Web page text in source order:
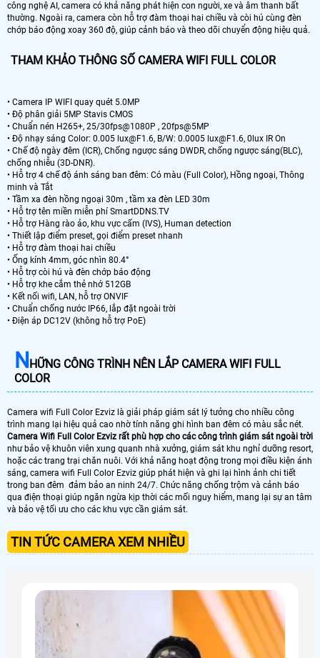
công nghệ AI, camera có khả năng phát hiện con người, xe và âm thanh bất
thường. Ngoài ra, camera còn hỗ trợ đàm thoại hai chiều và còi hú cùng đèn
chớp báo động xoay 360 độ, giúp cảnh báo và theo dõi chuyển động hiệu quả.
THAM KHẢO THÔNG SỐ CAMERA WIFI FULL COLOR
• Camera IP WIFI quay quét 5.0MP
• Độ phân giải 5MP Stavis CMOS
• Chuẩn nén H265+, 25/30fps@1080P , 20fps@5MP
• Độ nhạy sáng Color: 0.005 lux@F1.6, B/W: 0.0005 lux@F1.6, 0lux IR On
• Chế độ ngày đêm (ICR), Chống ngược sáng DWDR, chống ngược sáng(BLC),
chống nhiễu (3D-DNR).
• Hỗ trợ 4 chế độ ánh sáng ban đêm: Có màu (Full Color), Hồng ngoại, Thông
minh và Tắt
• Tầm xa đèn hồng ngoại 30m , tầm xa đèn LED 30m
• Hỗ trợ tên miền miễn phí SmartDDNS.TV
• Hỗ trợ Hàng rào ảo, khu vực cấm (IVS), Human detection
• Thiết lập điểm preset, gọi điểm preset nhanh
• Hỗ trợ đàm thoại hai chiều
• Ống kính 4mm, góc nhìn 80.4°
• Hỗ trợ còi hú và đèn chớp báo động
• Hỗ trợ khe cắm thẻ nhớ 512GB
• Kết nối wifi, LAN, hỗ trợ ONVIF
• Chuẩn chống nước IP66, lắp đặt ngoài trời
• Điện áp DC12V (không hỗ trợ PoE)
N HỮNG CÔNG TRÌNH NÊN LẮP CAMERA WIFI FULL
COLOR
Camera wifi Full Color Ezviz là giải pháp giám sát lý tưởng cho nhiều công
trình mang lại hiệu quả cao nhờ tính năng ghi hình ban đêm có màu sắc nét.
Camera Wifi Full Color Ezviz rất phù hợp cho các công trình giám sát ngoài trời
như bảo vệ khuôn viên xung quanh nhà xưởng, giám sát khu nghỉ dưỡng resort,
hoặc các trang trại chăn nuôi. Với khả năng hoạt động trong mọi điều kiện ánh
sáng, camera wifi Full Color Ezviz giúp phát hiện và ghi lại hình ảnh chi tiết
trong ban đêm đảm bảo an ninh 24/7. Chức năng chống trộm và cảnh báo
qua điện thoại giúp ngăn ngừa kịp thời các mối nguy hiểm, mang lại sự an tâm
và bảo vệ tối ưu cho các khu vực cần giám sát.
TIN TỨC CAMERA XEM NHIỀU